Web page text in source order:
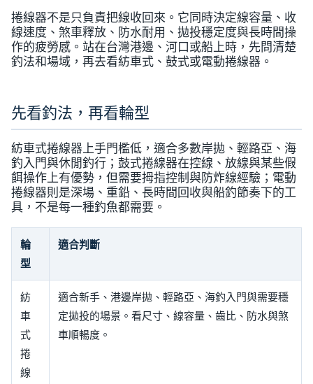
捲線器不是只負責把線收回來。它同時決定線容量、收
線速度、煞車釋放、防水耐用、拋投穩定度與長時間操
作的疲勞感。站在台灣港邊、河口或船上時，先問清楚
釣法和場域，再去看紡車式、鼓式或電動捲線器。
先看釣法，再看輪型
紡車式捲線器上手門檻低，適合多數岸拋、輕路亞、海
釣入門與休閒釣行；鼓式捲線器在控線、放線與某些假
餌操作上有優勢，但需要拇指控制與防炸線經驗；電動
捲線器則是深場、重鉛、長時間回收與船釣節奏下的工
具，不是每一種釣魚都需要。
輪
型
適合判斷
紡
車
式
捲
線
適合新手、港邊岸拋、輕路亞、海釣入門與需要穩
定拋投的場景。看尺寸、線容量、齒比、防水與煞
車順暢度。